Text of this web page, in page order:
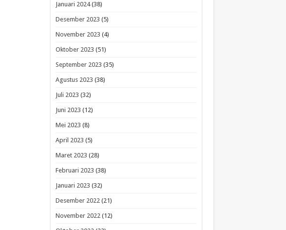
Januari 2024(38)
Desember 2023 (5)
November 2023 (4)
Oktober 2023 (51)
September 2023 (35)
Agustus 2023 (38)
Juli 2023 (32)
Juni 2023 (12)
Mei 2023 (8)
April 2023 (5)
Maret 2023 (28)
Februari 2023 (38)
Januari 2023 (32)
Desember 2022(21)
November 2022(12)